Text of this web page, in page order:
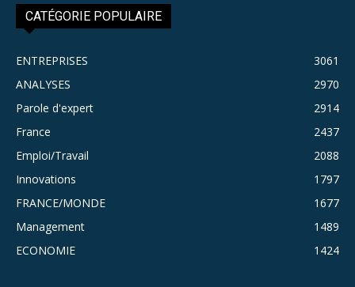
CATÉGORIE POPULAIRE
ENTREPRISES
3061
ANALYSES
2970
Parole d'expert
2914
France
2437
Emploi/Travail
2088
Innovations
1797
FRANCE/MONDE
1677
Management
1489
ECONOMIE
1424